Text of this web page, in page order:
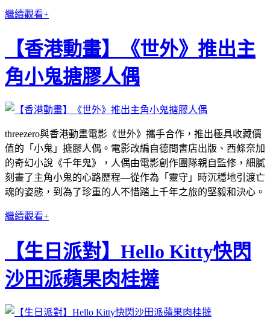
繼續觀看+
【香港動畫】《世外》推出主
角小鬼搪膠人偶
threezero與香港動畫電影《世外》攜手合作，推出極具收藏價
值的「小鬼」搪膠人偶。電影改編自德間書店出版、西條奈加
的奇幻小說《千年鬼》，人偶由電影創作團隊親自監修，細膩
刻畫了主角小鬼的心路歷程—從作為「靈守」時沉穩地引渡亡
魂的姿態，到為了珍重的人不惜踏上千年之旅的堅毅和決心。
繼續觀看+
【生日派對】Hello Kitty快閃
沙田派蘋果肉桂撻